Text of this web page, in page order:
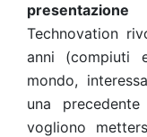
presentazione
Technovation
anni (compiuti
mondo,
una
vogliono